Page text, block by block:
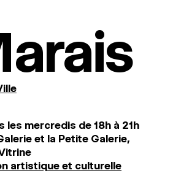
mercredis de 18h à 21h
et la Petite Galerie,
artistique et culturelle